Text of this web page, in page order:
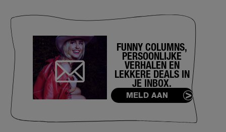
FUNNY COLUMNS,
PERSOONLIJKE
VERHALEN EN
LEKKERE DEALS IN
JE INBOX.
MELD AAN